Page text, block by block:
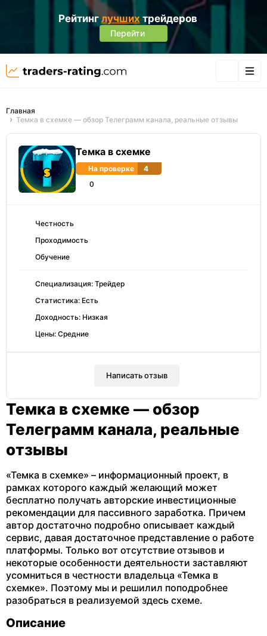
Рейтинглучших трейдеров
Перейти
Главная
Темка в схемке — обзор Телеграмм канала, реальные отзывы
Темка в схемке
На проверке
4
0
Честность
Проходимость
Обучение
Специализация: Трейдер
Статистика: Есть
Доходность: Низкая
Цены: Средние
Написать отзыв
Темка в схемке — обзор
Телеграмм канала, реальные
отзывы
«Темка в схемке» – информационный проект, в
рамках которого каждый желающий может
бесплатно получать авторские инвестиционные
рекомендации для пассивного заработка. Причем
автор достаточно подробно описывает каждый
сервис, давая достаточное представление о работе
платформы. Только вот отсутствие отзывов и
некоторые особенности деятельности заставляют
усомниться в честности владельца «Темка в
схемке». Поэтому мы и решилил поподробнее
разобраться в реализуемой здесь схеме.
Описание